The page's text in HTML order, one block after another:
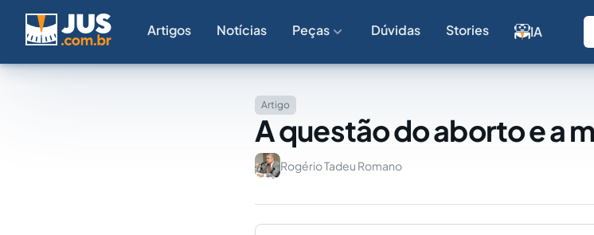
Artigos Notícias Peças Dúvidas Stories IA
Artigo
A questão do aborto e a
Rogério Tadeu Romano